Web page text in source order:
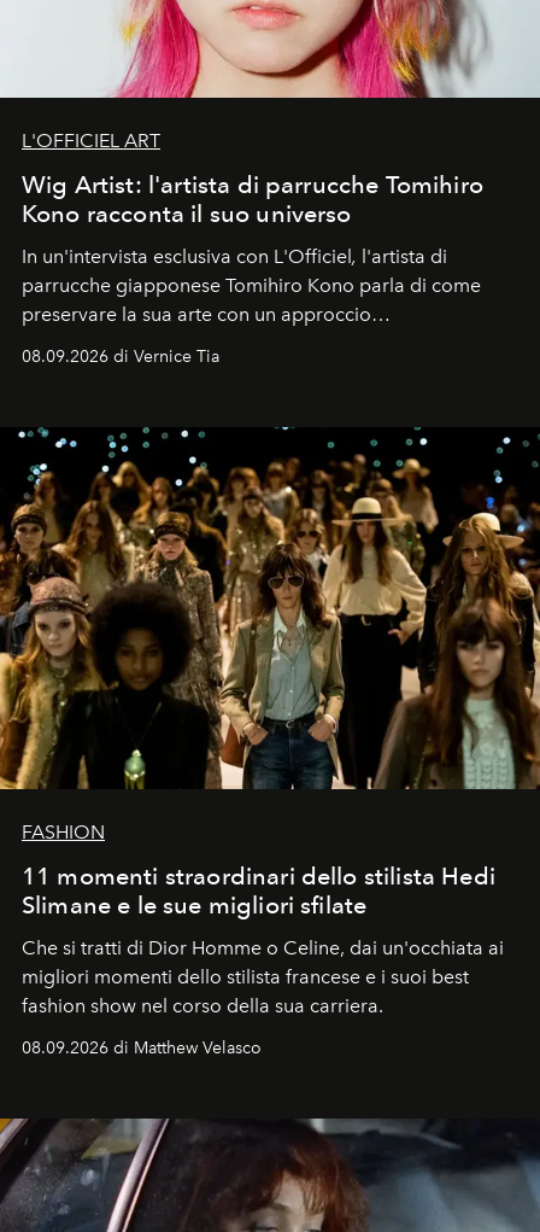
L'OFFICIEL ART
Wig Artist: l'artista di parrucche Tomihiro
Kono racconta il suo universo
In un'intervista esclusiva con L'Officiel, l'artista di
parrucche giapponese Tomihiro Kono parla di come
preservare la sua arte con un approccio
contemporaneo.
08.09.2026 di Vernice Tia
FASHION
11 momenti straordinari dello stilista Hedi
Slimane e le sue migliori sfilate
Che si tratti di Dior Homme o Celine, dai un'occhiata ai
migliori momenti dello stilista francese e i suoi best
fashion show nel corso della sua carriera.
08.09.2026 di Matthew Velasco